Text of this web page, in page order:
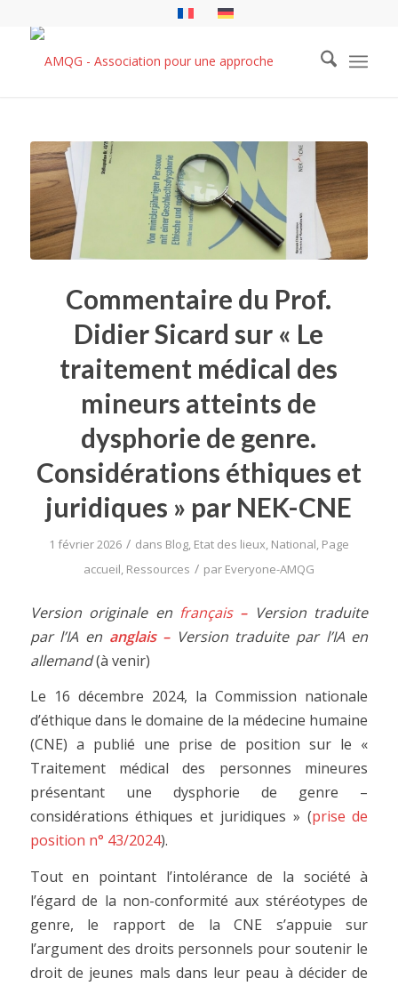
Commentaire du Prof.
Didier Sicard sur « Le
traitement médical des
mineurs atteints de
dysphorie de genre.
Considérations éthiques et
juridiques » par NEK-CNE
1 février 2026 / dans Blog, Etat des lieux, National, Page
accueil, Ressources / par Everyone-AMQG
Version originale en français– Version traduite
par l’IA enanglais –Version traduite par l’IA en
allemand(à venir)
Le 16 décembre 2024, la Commission nationale
d’éthique dans le domaine de la médecine humaine
(CNE) a publié une prise de position sur le «
Traitement médical des personnes mineures
présentant une dysphorie de genre –
considérations éthiques et juridiques » (prise de
position n° 43/2024).
Tout en pointant l’intolérance de la société à
l’égard de la non-conformité aux stéréotypes de
genre, le rapport de la CNE s’appuie sur
l’argument des droits personnels pour soutenir le
droit de jeunes mals dans leur peau à décider de